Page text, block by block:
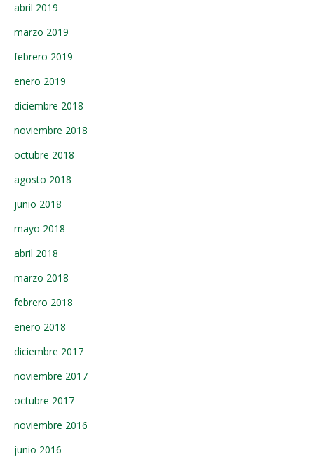
abril 2019
marzo 2019
febrero 2019
enero 2019
diciembre 2018
noviembre 2018
octubre 2018
agosto 2018
junio 2018
mayo 2018
abril 2018
marzo 2018
febrero 2018
enero 2018
diciembre 2017
noviembre 2017
octubre 2017
noviembre 2016
junio 2016